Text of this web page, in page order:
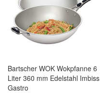
Bartscher WOK Wokpfanne 6
Liter 360 mm Edelstahl Imbiss
Gastro